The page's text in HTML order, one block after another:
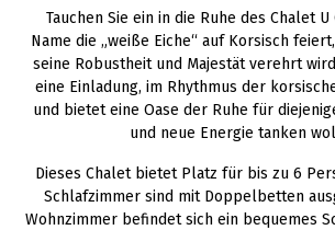
Tauchen Sie ein in die Ruhe des ChaletU
Name die „weiße Eiche“ auf Korsisch
seine Robustheit und Majestät verehrt
eine Einladung, im Rhythmus der
und bietet eine Oase der Ruhe für
und neue Energie tanken
Dieses Chalet bietet Platz für bis zu 6
Schlafzimmer sind mit Doppelbetten
Wohnzimmer befindet sich ein bequemes